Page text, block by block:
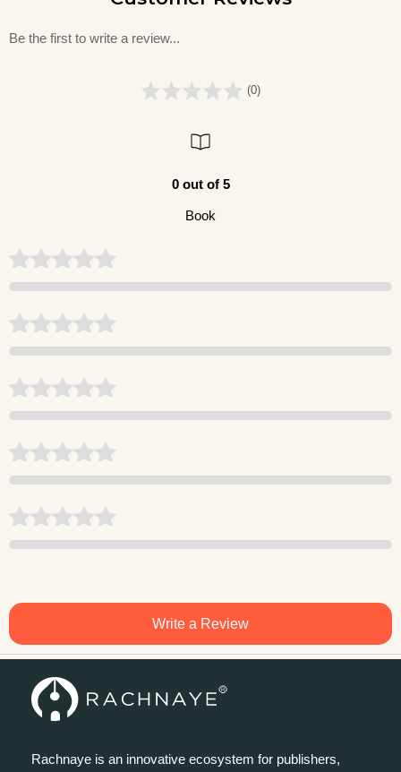
Be the first to write a review...
(0)
0 out of 5
Book
Write a Review
Rachnaye is an innovative ecosystem for publishers,